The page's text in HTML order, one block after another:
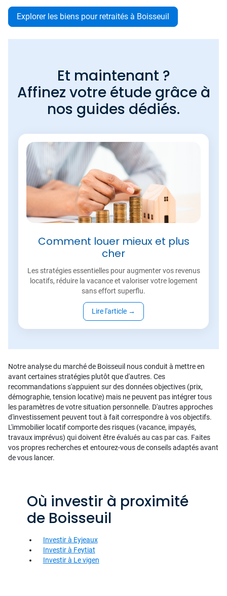
Explorer les biens pour retraités à Boisseuil
Et maintenant ?
Affinez votre étude grâce à
nos guides dédiés.
Comment louer mieux et plus
cher
Les stratégies essentielles pour augmenter vos revenus
locatifs, réduire la vacance et valoriser votre logement
sans effort superflu.
Lire l'article →
Notre analyse du marché de Boisseuil nous conduit à mettre en
avant certaines stratégies plutôt que d'autres. Ces
recommandations s'appuient sur des données objectives (prix,
démographie, tension locative) mais ne peuvent pas intégrer tous
les paramètres de votre situation personnelle. D'autres approches
d'investissement peuvent tout à fait correspondre à vos objectifs.
L'immobilier locatif comporte des risques (vacance, impayés,
travaux imprévus) qui doivent être évalués au cas par cas. Faites
vos propres recherches et entourez-vous de conseils adaptés avant
de vous lancer.
Où investir à proximité
de Boisseuil
Investir à Eyjeaux
Investir à Feytiat
Investir à Le vigen